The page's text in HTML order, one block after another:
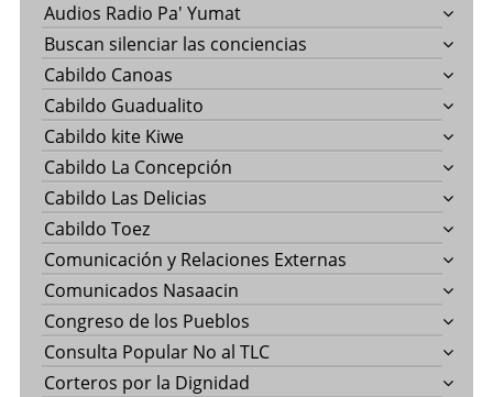
Audios Radio Pa' Yumat
Buscan silenciar las conciencias
Cabildo Canoas
Cabildo Guadualito
Cabildo kite Kiwe
Cabildo La Concepción
Cabildo Las Delicias
Cabildo Toez
Comunicación y Relaciones Externas
Comunicados Nasaacin
Congreso de los Pueblos
Consulta Popular No al TLC
Corteros por la Dignidad